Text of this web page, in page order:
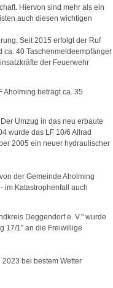
Hiervon sind mehr als ein
auch diesen wichtigen
Seit 2015 erfolgt der Ruf
ca. 40 Taschenmeldeempfänger
der Feuerwehr
Aholming beträgt ca. 35
Umzug in das neu erbaute
wurde das LF 10/6 Allrad
2005 ein neuer hydraulischer
der Gemeinde Aholming
im Katastrophenfall auch
Deggendorf e. V." wurde
17/1" an die Freiwillige
bei bestem Wetter